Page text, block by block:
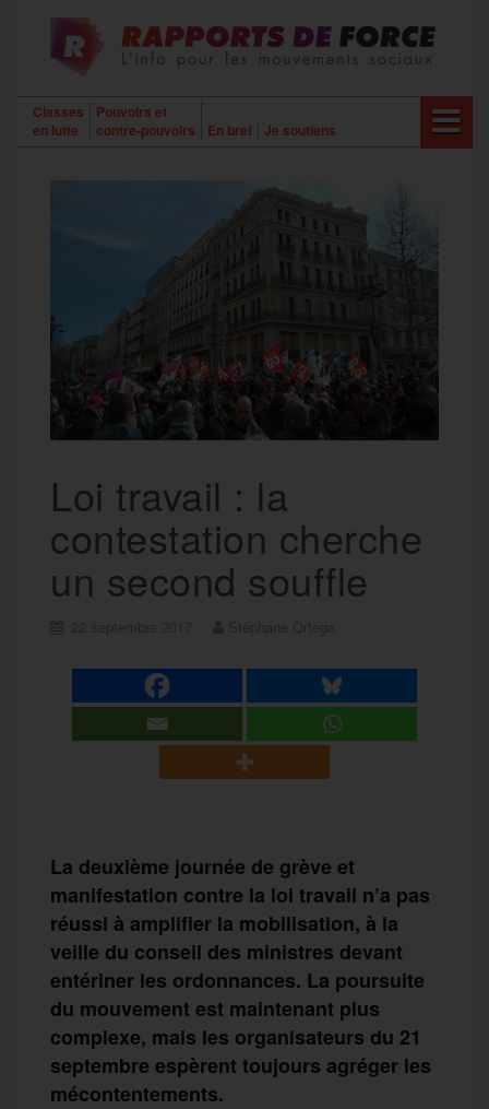
contenu
Classes
en lutte
Pouvoirs et
contre-pouvoirs
En bref Je soutiens
Loi travail : la
contestation cherche
un second souffle
La deuxième journée de grève et
manifestation contre la loi travail n’a pas
réussi à amplifier la mobilisation, à la
veille du conseil des ministres devant
entériner les ordonnances. La poursuite
du mouvement est maintenant plus
complexe, mais les organisateurs du 21
septembre espèrent toujours agréger les
mécontentements.